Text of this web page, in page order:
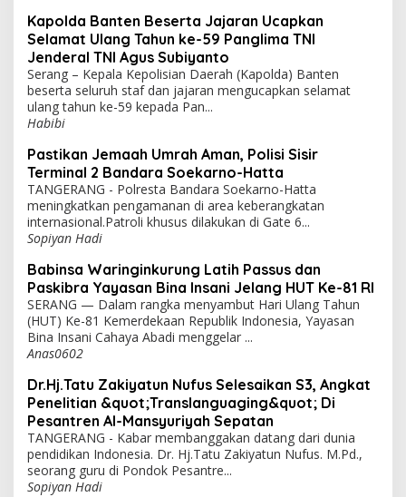
Kapolda Banten Beserta Jajaran Ucapkan
Selamat Ulang Tahun ke-59 Panglima TNI
Jenderal TNI Agus Subiyanto
Serang – Kepala Kepolisian Daerah (Kapolda) Banten
beserta seluruh staf dan jajaran mengucapkan selamat
ulang tahun ke-59 kepada Pan...
Habibi
Pastikan Jemaah Umrah Aman, Polisi Sisir
Terminal 2 Bandara Soekarno-Hatta
TANGERANG - Polresta Bandara Soekarno-Hatta
meningkatkan pengamanan di area keberangkatan
internasional.Patroli khusus dilakukan di Gate 6...
Sopiyan Hadi
Babinsa Waringinkurung Latih Passus dan
Paskibra Yayasan Bina Insani Jelang HUT Ke-81 RI
SERANG — Dalam rangka menyambut Hari Ulang Tahun
(HUT) Ke-81 Kemerdekaan Republik Indonesia, Yayasan
Bina Insani Cahaya Abadi menggelar ...
Anas0602
Dr.Hj.Tatu Zakiyatun Nufus Selesaikan S3, Angkat
Penelitian &quot;Translanguaging&quot; Di
Pesantren Al-Mansyuriyah Sepatan
TANGERANG - Kabar membanggakan datang dari dunia
pendidikan Indonesia. Dr. Hj.Tatu Zakiyatun Nufus. M.Pd.,
seorang guru di Pondok Pesantre...
Sopiyan Hadi